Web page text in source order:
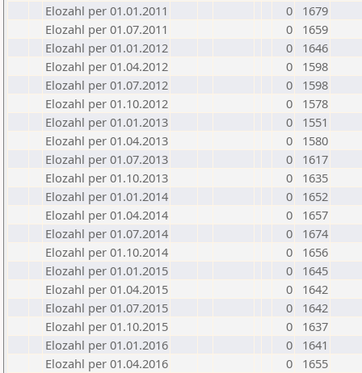
Elozahl per 01.01.2011
0
1679
Elozahl per 01.07.2011
0
1659
Elozahl per 01.01.2012
0
1646
Elozahl per 01.04.2012
0
1598
Elozahl per 01.07.2012
0
1598
Elozahl per 01.10.2012
0
1578
Elozahl per 01.01.2013
0
1551
Elozahl per 01.04.2013
0
1580
Elozahl per 01.07.2013
0
1617
Elozahl per 01.10.2013
0
1635
Elozahl per 01.01.2014
0
1652
Elozahl per 01.04.2014
0
1657
Elozahl per 01.07.2014
0
1674
Elozahl per 01.10.2014
0
1656
Elozahl per 01.01.2015
0
1645
Elozahl per 01.04.2015
0
1642
Elozahl per 01.07.2015
0
1642
Elozahl per 01.10.2015
0
1637
Elozahl per 01.01.2016
0
1641
Elozahl per 01.04.2016
0
1655